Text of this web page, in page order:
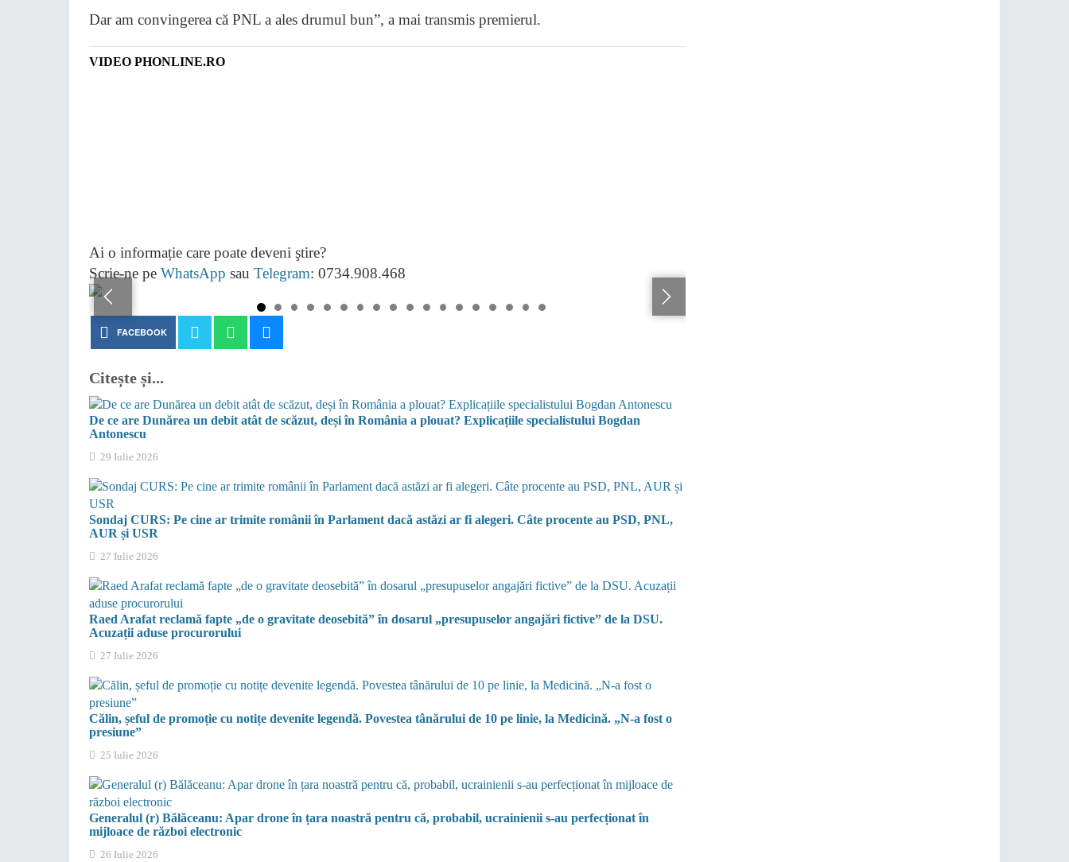
Dar am convingerea că PNL a ales drumul bun”, a mai transmis premierul.
VIDEO PHONLINE.RO
Ai o informație care poate deveni ştire?
Scrie-ne pe WhatsApp sau Telegram: 0734.908.468
FACEBOOK
Citește și...
De ce are Dunărea un debit atât de scăzut, deși în România a plouat? Explicațiile specialistului Bogdan
Antonescu
29 Iulie 2026
Sondaj CURS: Pe cine ar trimite românii în Parlament dacă astăzi ar fi alegeri. Câte procente au PSD, PNL,
AUR și USR
27 Iulie 2026
Raed Arafat reclamă fapte „de o gravitate deosebită” în dosarul „presupuselor angajări fictive” de la DSU.
Acuzații aduse procurorului
27 Iulie 2026
Călin, șeful de promoție cu notițe devenite legendă. Povestea tânărului de 10 pe linie, la Medicină. „N-a fost o
presiune”
25 Iulie 2026
Generalul (r) Bălăceanu: Apar drone în țara noastră pentru că, probabil, ucrainienii s-au perfecționat în
mijloace de război electronic
26 Iulie 2026